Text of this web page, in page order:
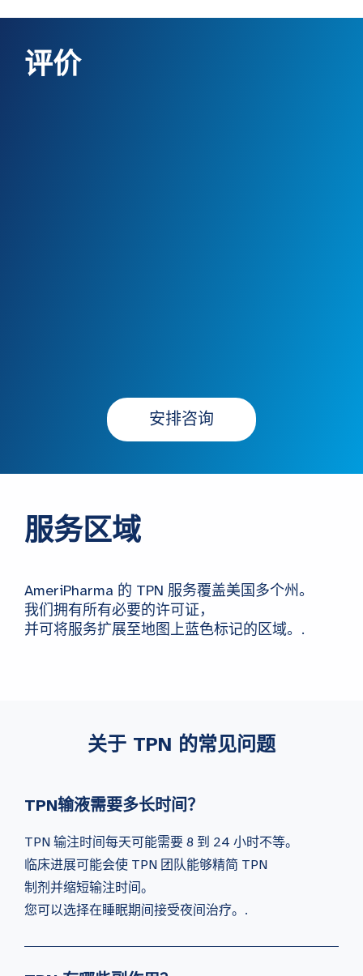
评价
安排咨询
服务区域
AmeriPharma 的 TPN 服务覆盖美国多个州。
我们拥有所有必要的许可证，
并可将服务扩展至地图上蓝色标记的区域。.
关于 TPN 的常见问题
TPN输液需要多长时间？
TPN 输注时间每天可能需要 8 到 24 小时不等。
临床进展可能会使 TPN 团队能够精简 TPN
制剂并缩短输注时间。
您可以选择在睡眠期间接受夜间治疗。.